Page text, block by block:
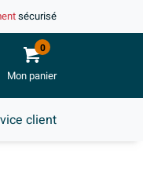
sécurisé
Mon panier
0
client